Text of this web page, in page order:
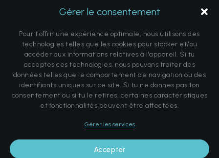
Gérer le consentement
Pour t'offrir une expérience optimale, nous utilisons des
technologies telles que les cookies pour stocker et/ou
accéder aux informations relatives à l'appareil. Si tu
acceptes ces technologies, nous pouvons traiter des
données telles que le comportement de navigation ou des
identifiants uniques sur ce site. Si tu ne donnes pas ton
consentement ou si tu le retires, certaines caractéristiques
et fonctionnalités peuvent être affectées.
Gérer les services
Accepter
tofcryo.com
maintenant
certification
Pièces de
rechange
Terminer la
réservation
questions
À propos de
nous
Avertissement
sur la